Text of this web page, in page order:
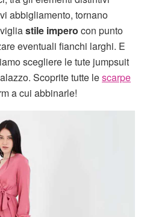
abbigliamento, tornano
stile impero con punto
eventuali fianchi larghi. E
scegliere le tute jumpsuit
Scoprite tutte lescarpe
a cui abbinarle!